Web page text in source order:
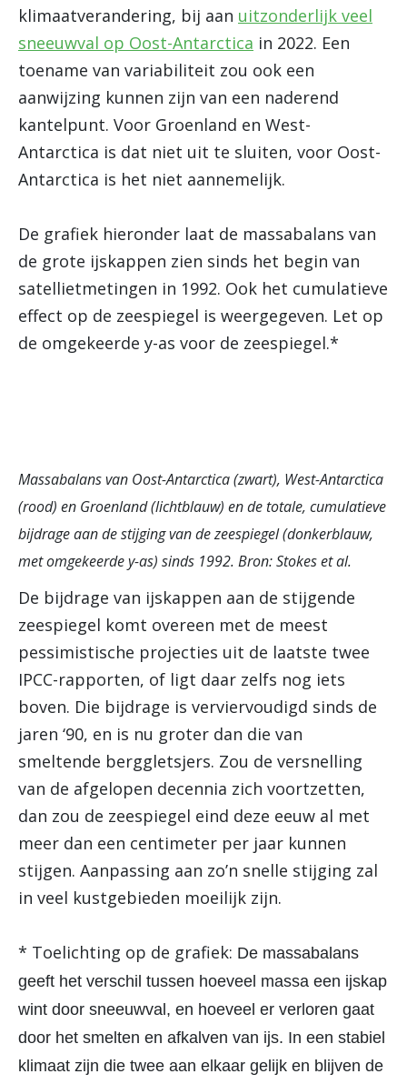
klimaatverandering, bij aan uitzonderlijk veel
sneeuwval op Oost-Antarctica in 2022. Een
toename van variabiliteit zou ook een
aanwijzing kunnen zijn van een naderend
kantelpunt. Voor Groenland en West-
Antarctica is dat niet uit te sluiten, voor Oost-
Antarctica is het niet aannemelijk.
De grafiek hieronder laat de massabalans van
de grote ijskappen zien sinds het begin van
satellietmetingen in 1992. Ook het cumulatieve
effect op de zeespiegel is weergegeven. Let op
de omgekeerde y-as voor de zeespiegel.*
Massabalans van Oost-Antarctica (zwart), West-Antarctica
(rood) en Groenland (lichtblauw) en de totale, cumulatieve
bijdrage aan de stijging van de zeespiegel (donkerblauw,
met omgekeerde y-as) sinds 1992. Bron: Stokes et al.
De bijdrage van ijskappen aan de stijgende
zeespiegel komt overeen met de meest
pessimistische projecties uit de laatste twee
IPCC-rapporten, of ligt daar zelfs nog iets
boven. Die bijdrage is verviervoudigd sinds de
jaren ‘90, en is nu groter dan die van
smeltende berggletsjers. Zou de versnelling
van de afgelopen decennia zich voortzetten,
dan zou de zeespiegel eind deze eeuw al met
meer dan een centimeter per jaar kunnen
stijgen. Aanpassing aan zo’n snelle stijging zal
in veel kustgebieden moeilijk zijn.
* Toelichting op de grafiek: De massabalans
geeft het verschil tussen hoeveel massa een ijskap
wint door sneeuwval, en hoeveel er verloren gaat
door het smelten en afkalven van ijs. In een stabiel
klimaat zijn die twee aan elkaar gelijk en blijven de